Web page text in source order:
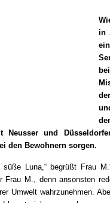
in
Neusser und
den Bewohnern sorgen.
Luna,“ begrüßt Frau
Frau M., denn ansonsten
Umwelt wahrzunehmen.